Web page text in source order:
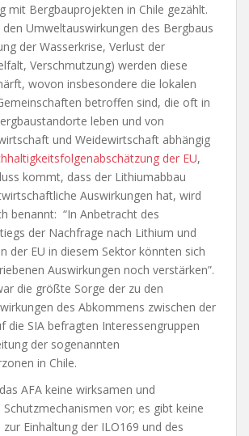
mit Bergbauprojekten in Chile gezählt.
Umweltauswirkungen des Bergbaus
der Wasserkrise, Verlust der
Verschmutzung) werden diese
wovon insbesondere die lokalen
betroffen sind, die oft in
leben und von
und Weidewirtschaft abhängig
der EU,
kommt, dass der Lithiumabbau
Auswirkungen hat, wird
benannt: “In Anbetracht des
der Nachfrage nach Lithium und
der EU in diesem Sektor könnten sich
Auswirkungen noch verstärken”.
die größte Sorge der zu den
des Abkommens zwischen der
die SIA befragten Interessengruppen
der sogenannten
in Chile.
AFA keine wirksamen und
vor; es gibt keine
Einhaltung der ILO169 und des